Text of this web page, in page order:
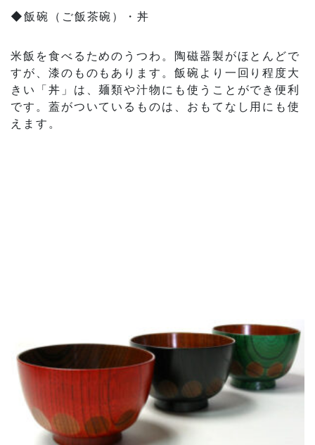
◆飯碗（ご飯茶碗）・丼
米飯を食べるためのうつわ。陶磁器製がほとんどで
すが、漆のものもあります。飯碗より一回り程度大
きい「丼」は、麺類や汁物にも使うことができ便利
です。蓋がついているものは、おもてなし用にも使
えます。